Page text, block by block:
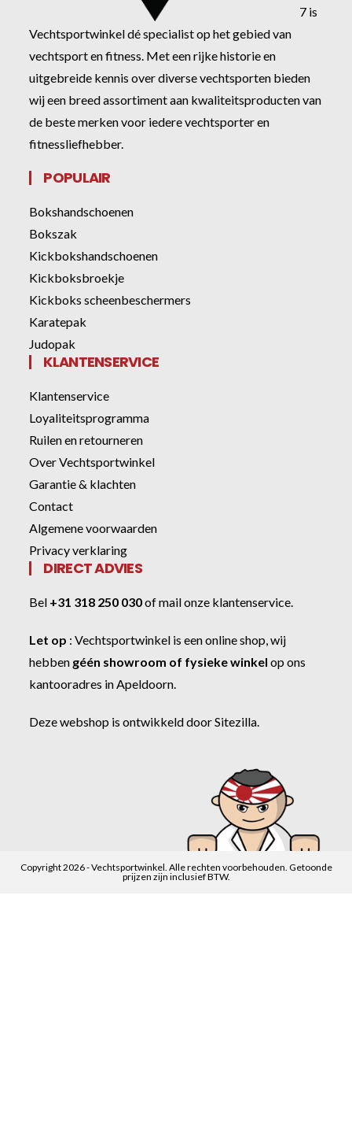
7 is
Vechtsportwinkel dé specialist op het gebied van
vechtsport en fitness. Met een rijke historie en
uitgebreide kennis over diverse vechtsporten bieden
wij een breed assortiment aan kwaliteitsproducten van
de beste merken voor iedere vechtsporter en
fitnessliefhebber.
POPULAIR
Bokshandschoenen
Bokszak
Kickbokshandschoenen
Kickboksbroekje
Kickboks scheenbeschermers
Karatepak
Judopak
KLANTENSERVICE
Klantenservice
Loyaliteitsprogramma
Ruilen en retourneren
Over Vechtsportwinkel
Garantie & klachten
Contact
Algemene voorwaarden
Privacy verklaring
DIRECT ADVIES
Bel +31 318 250 030ofmail onze klantenservice.
Let op :Vechtsportwinkel is een online shop, wij
hebben géén showroom of fysieke winkel op ons
kantooradres in Apeldoorn.
Deze webshop is ontwikkeld doorSitezilla.
Copyright 2026 - Vechtsportwinkel. Alle rechten voorbehouden. Getoonde
prijzen zijn inclusief BTW.